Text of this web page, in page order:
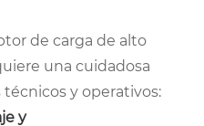
de carga de alto
una cuidadosa
y operativos:
y